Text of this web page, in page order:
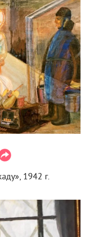
1942 г.